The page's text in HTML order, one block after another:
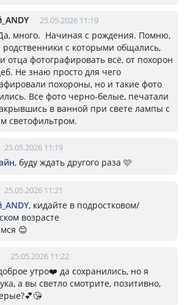
25.05.2026 11:19
много. Начиная с рождения. Помню,
родственники с которыми общались,
отца фотографировать всё, от похорон
Не знаю просто для чего
похороны, но и такие фото
Все фото черно-белые, печатали
в ванной при свете лампы с
светофильтром.
25.05.2026 11:19
, буду ждать другого раза 🩷
25.05.2026 11:21
, кидайте в подростковом/
возрасте
😊
25.05.2026 11:22
утро❤️ да сохранились, но я
а вы светло смотрите, позитивно,